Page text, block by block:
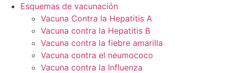
Esquemas de vacunación
Vacuna Contra la Hepatitis A
Vacuna contra la Hepatitis B
Vacuna contra la fiebre amarilla
Vacuna contra el neumococo
Vacuna contra la Influenza